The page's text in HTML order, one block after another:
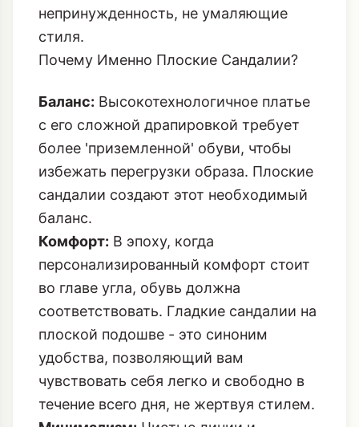
непринужденность, не умаляющие
стиля.
Почему Именно Плоские Сандалии?
Баланс: Высокотехнологичное платье
с его сложной драпировкой требует
более 'приземленной' обуви, чтобы
избежать перегрузки образа. Плоские
сандалии создают этот необходимый
баланс.
Комфорт: В эпоху, когда
персонализированный комфорт стоит
во главе угла, обувь должна
соответствовать. Гладкие сандалии на
плоской подошве - это синоним
удобства, позволяющий вам
чувствовать себя легко и свободно в
течение всего дня, не жертвуя стилем.